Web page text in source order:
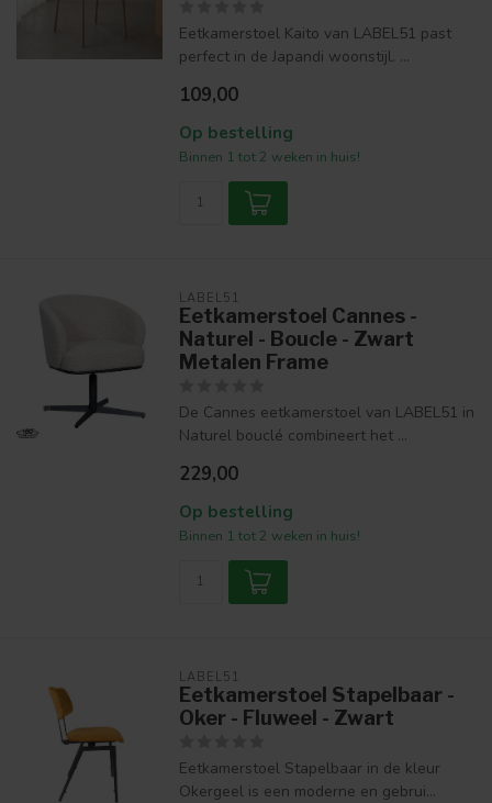
Eetkamerstoel Kaito van LABEL51 past
perfect in de Japandi woonstijl. ...
109,00
Op bestelling
Binnen 1 tot 2 weken in huis!
LABEL51
Eetkamerstoel Cannes -
Naturel - Boucle - Zwart
Metalen Frame
De Cannes eetkamerstoel van LABEL51 in
Naturel bouclé combineert het ...
229,00
Op bestelling
Binnen 1 tot 2 weken in huis!
LABEL51
Eetkamerstoel Stapelbaar -
Oker - Fluweel - Zwart
Eetkamerstoel Stapelbaar in de kleur
Okergeel is een moderne en gebrui...